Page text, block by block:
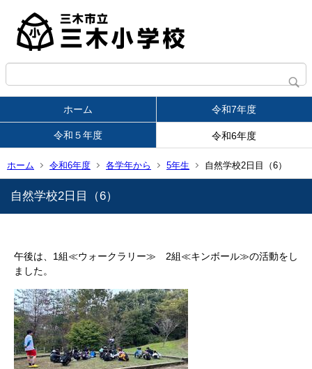
ホーム 令和7年度
令和５年度 令和6年度
ホーム 令和6年度 各学年から 5年生 自然学校2日目（6）
自然学校2日目（6）
午後は、1組≪ウォークラリー≫ 2組≪キンボール≫の活動をし
ました。